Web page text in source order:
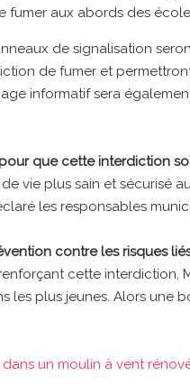
fumer aux abords des
de signalisation
de fumer et
informatif sera
que cette interdiction
vie plus sain et sécurisé
les responsables
contre les risques
cette interdiction,
plus jeunes. Alors une
un moulin à vent